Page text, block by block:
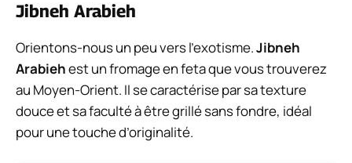
Jibneh Arabieh
Orientons-nous un peu vers l’exotisme.Jibneh
Arabiehest un fromage en feta que vous trouverez
au Moyen-Orient. Il se caractérise par sa texture
douce et sa faculté à être grillé sans fondre, idéal
pour une touche d’originalité.